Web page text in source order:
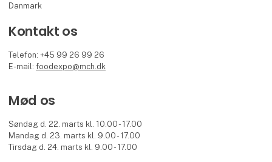
Danmark
Kontakt os
Telefon: +45 99 26 99 26
E-mail:foodexpo@mch.dk
Mød os
Søndag d. 22. marts kl. 10.00 - 17.00
Mandag d. 23. marts kl. 9.00 - 17.00
Tirsdag d. 24. marts kl. 9.00 - 17.00